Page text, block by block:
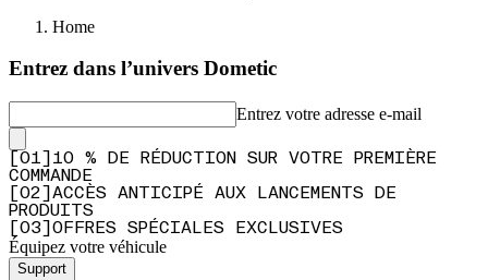
Home
Entrez dans l’univers Dometic
Entrez votre adresse e-mail
01
10 % DE RÉDUCTION SUR VOTRE PREMIÈRE
COMMANDE
02
ACCÈS ANTICIPÉ AUX LANCEMENTS DE
PRODUITS
03 OFFRES SPÉCIALES EXCLUSIVES
Équipez votre véhicule
Support